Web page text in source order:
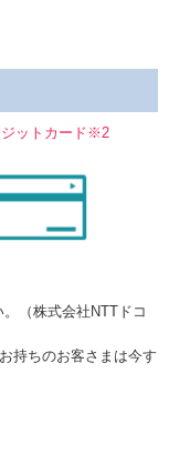
ジットカード※2
（株式会社NTTドコ
持ちのお客さまは今す